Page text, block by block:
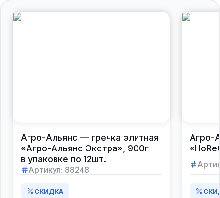
Агро-Альянс — гречка элитная
«Агро-Альянс Экстра», 900г
в упаковке по 12шт.
Артикул: 88248
СКИДКА
Агро-